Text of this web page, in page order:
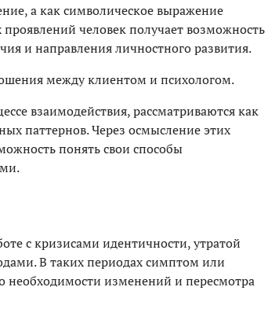
а как символическое выражение
человек получает возможность
и направления личностного развития.
между клиентом и психологом.
взаимодействия, рассматриваются как
паттернов. Через осмысление этих
понять свои способы
с кризисами идентичности, утратой
В таких периодах симптом или
необходимости изменений и пересмотра